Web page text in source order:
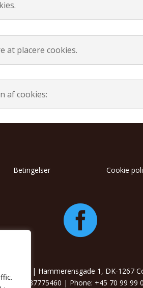
at placere cookies.
af cookies:
Betingelser Cookie

ApS | Hammerensgade 1, DK-1267
DK-37775460 | Phone: +45 70 99